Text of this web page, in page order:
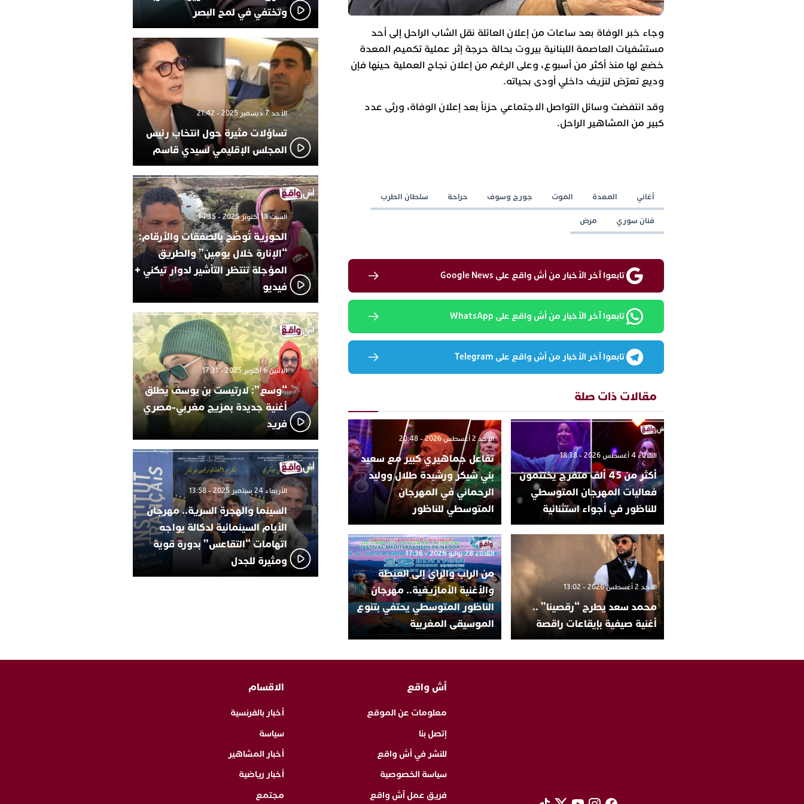
وجاء خبر الوفاة بعد ساعات من إعلان العائلة نقل الشاب الراحل إلى أحد
مستشفيات العاصمة اللبنانية بيروت بحالة حرجة إثر عملية تكميم المعدة
خضع لها منذ أكثر من أسبوع، وعلى الرغم من إعلان نجاح العملية حينها فإن
وديع تعرّض لنزيف داخلي أودى بحياته.
وقد انتفضت وسائل التواصل الاجتماعي حزناً بعد إعلان الوفاة، ورثى عدد
كبير من المشاهير الراحل.
أغاني المعدة الموت جورج وسوف حراحة سلطان الطرب
فنان سوري مرض
تابعوا آخر الأخبار من أش واقع على Google News
تابعوا آخر الأخبار من أش واقع على WhatsApp
تابعوا آخر الأخبار من أش واقع على Telegram
مقالات ذات صلة
الثلاثاء 4 أغسطس 2026 - 18:38
أكثر من 45 ألف متفرج يختتمون
فعاليات المهرجان المتوسطي
للناظور في أجواء استثنائية
الأحد 2 أغسطس 2026 - 20:48
تفاعل جماهيري كبير مع سعيد
بني شيكر ورشيدة طلال ووليد
الرحماني في المهرجان
المتوسطي للناظور
الأحد 2 أغسطس 2026 - 13:02
محمد سعد يطرح “رقصينا” ..
أغنية صيفية بإيقاعات راقصة
الثلاثاء 28 يوليو 2026 - 17:36
من الراب والراي إلى العيطة
والأغنية الأمازيغية.. مهرجان
الناظور المتوسطي يحتفي بتنوع
الموسيقى المغربية
وتختفي في لمح البصر
الأحد 7 ديسمبر 2025 - 21:42
تساؤلات مثيرة حول انتخاب رئيس
المجلس الإقليمي لسيدي قاسم
السبت 18 أكتوبر 2025 - 14:35
الحوزية تُوضّح بالصفقات والأرقام:
“الإنارة خلال يومين” والطريق
المؤجلة تنتظر التأشير لدوار تيكني +
فيديو
الإثنين 6 أكتوبر 2025 - 17:31
“وسع”: لارتيست بن يوسف يُطلق
أغنية جديدة بمزيج مغربي-مصري
فريد
الأربعاء 24 سبتمبر 2025 - 13:58
السينما والهجرة السرية.. مهرجان
الأيام السينمائية لدكالة يواجه
اتهامات “التقاعس” بدورة قوية
ومثيرة للجدل
أش واقع
معلومات عن الموقع
إتصل بنا
للنشر في أش واقع
سياسة الخصوصية
فريق عمل آش واقع
الاقسام
أخبار بالفرنسية
سياسة
أخبار المشاهير
أخبار رياضية
مجتمع